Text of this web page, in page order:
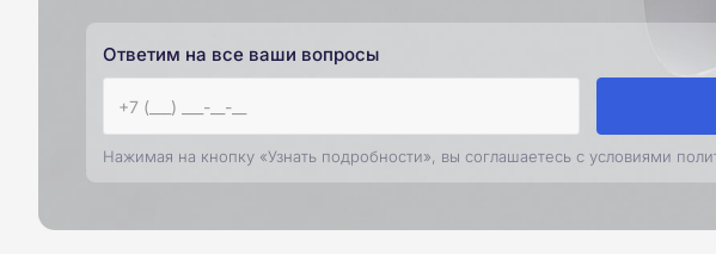
Ответим на все ваши вопросы
Нажимая на кнопку «Узнать подробности», вы соглашаетесь с условиями